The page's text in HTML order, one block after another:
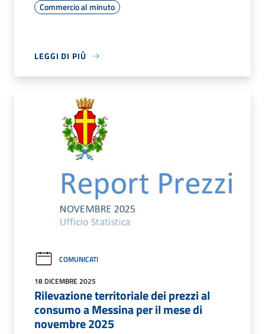
Commercio al minuto
LEGGI DI PIÙ
COMUNICATI
18 DICEMBRE 2025
Rilevazione territoriale dei prezzi al
consumo a Messina per il mese di
novembre 2025